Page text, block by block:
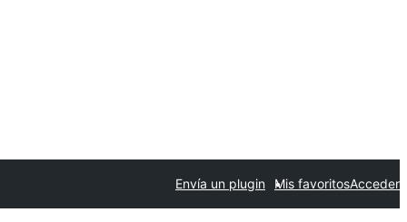
Envía un plugin Mis favoritosAcceder